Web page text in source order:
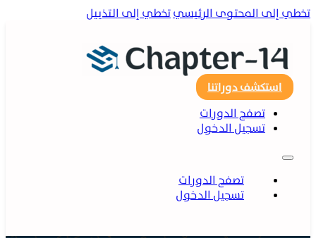
المحتوى الرئيسيتخطي إلى التذييل
استكشف دوراتنا
تصفح الدورات
تسجيل الدخول
تصفح الدورات
تسجيل الدخول